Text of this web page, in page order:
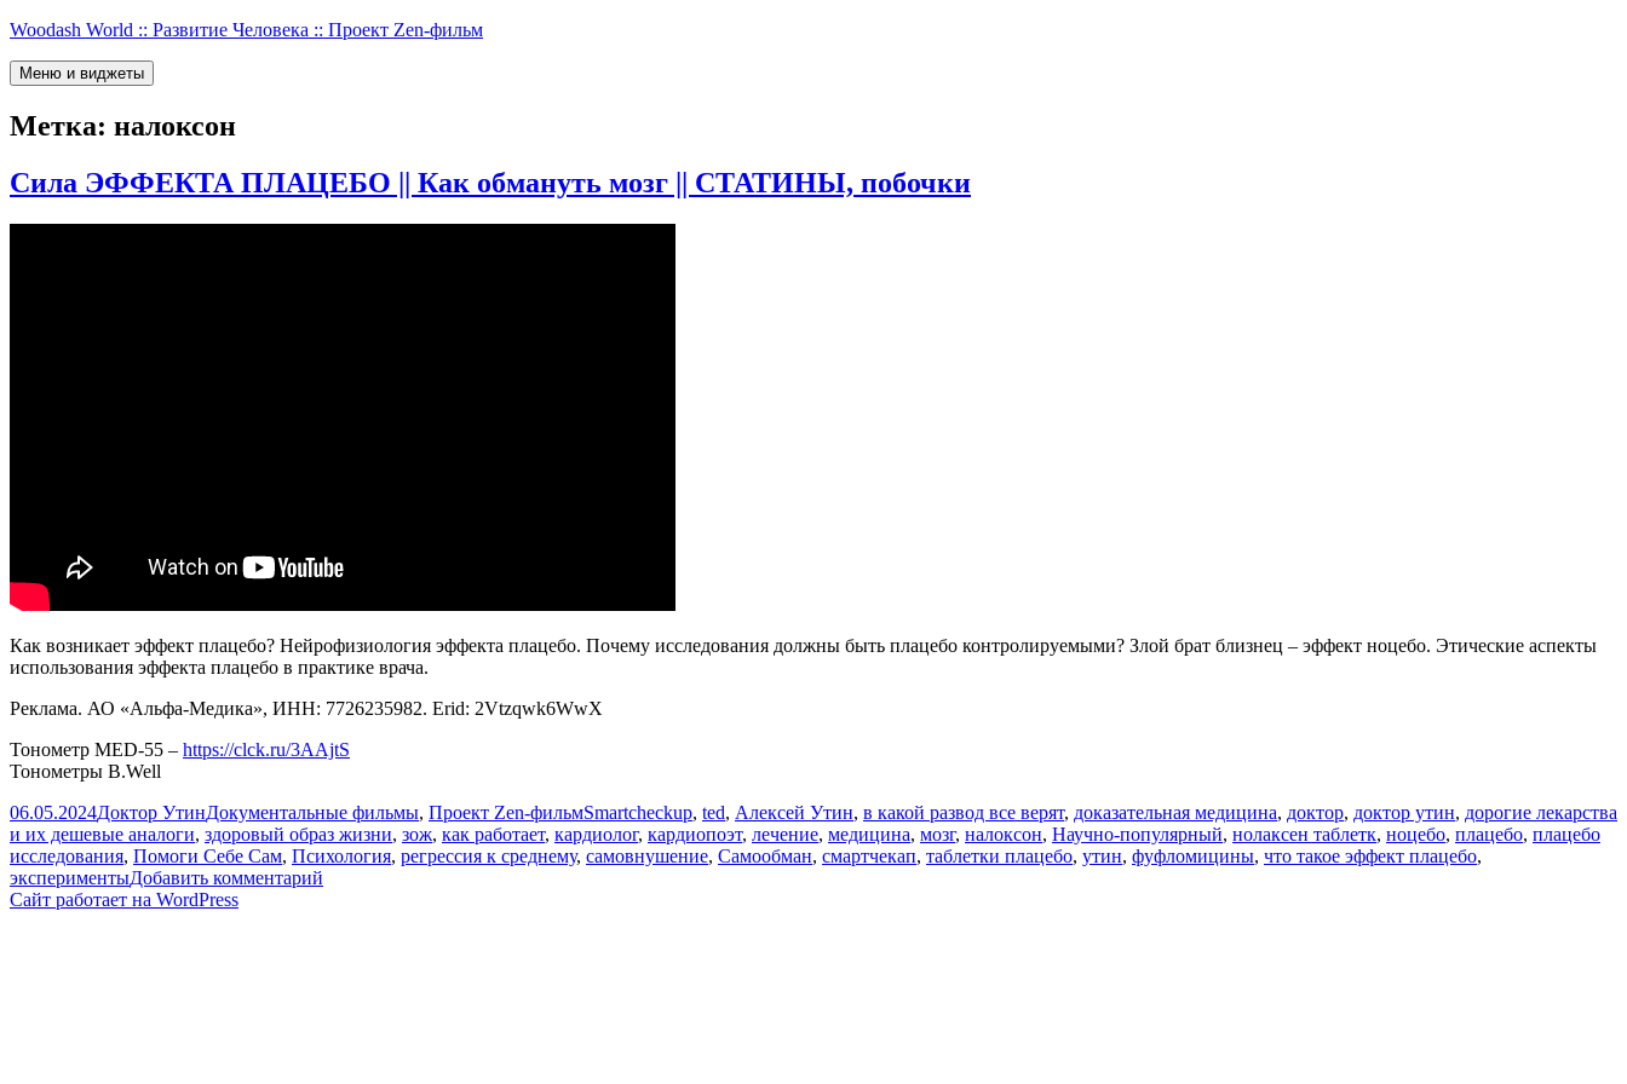
Перейти
содержимому
Woodash World :: Развитие Человека :: Проект Zen-фильм
Меню и виджеты
Метка: налоксон
Сила ЭФФЕКТА ПЛАЦЕБО || Как обмануть мозг || СТАТИНЫ, побочки
Как возникает эффект плацебо? Нейрофизиология эффекта плацебо. Почему исследования должны быть плацебо контролируемыми? Злой брат близнец – эффект ноцебо. Этические аспекты
использования эффекта плацебо в практике врача.
Реклама. АО «Альфа-Медика», ИНН: 7726235982. Erid: 2Vtzqwk6WwX
Тонометр МЕD-55 – https://clck.ru/3AAjtS
Тонометры B.Well
Опубликовано
06.05.2024Автор
Доктор УтинРубрики
Документальные фильмы, Проект Zen-фильмМетки
Smartcheckup, ted, Алексей Утин, в какой развод все верят, доказательная медицина, доктор, доктор утин, дорогие лекарства
и их дешевые аналоги, здоровый образ жизни, зож, как работает, кардиолог, кардиопоэт, лечение, медицина, мозг, налоксон, Научно-популярный, нолаксен таблетк, ноцебо, плацебо, плацебо
исследования, Помоги Себе Сам, Психология, регрессия к среднему, самовнушение, Самообман, смартчекап, таблетки плацебо, утин, фуфломицины, что такое эффект плацебо,
экспериментыДобавить комментарий
Сайт работает на WordPress